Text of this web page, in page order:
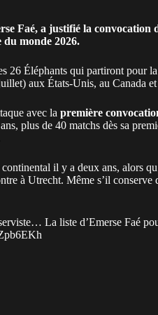
Faé, a justifié la
du monde 2026.
26 Éléphants qui partiront pour la
aux États-Unis, au Canada
avec la première
plus de 40 matchs dès sa
il y a deux ans, alors
à Utrecht. Même s’il conserve
La liste d’Emerse Faé